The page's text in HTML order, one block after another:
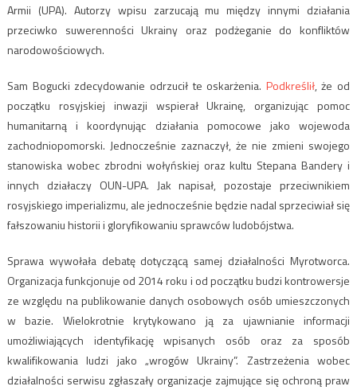
Armii (UPA). Autorzy wpisu zarzucają mu między innymi działania
przeciwko suwerenności Ukrainy oraz podżeganie do konfliktów
narodowościowych.
Sam Bogucki zdecydowanie odrzucił te oskarżenia. Podkreślił, że od
początku rosyjskiej inwazji wspierał Ukrainę, organizując pomoc
humanitarną i koordynując działania pomocowe jako wojewoda
zachodniopomorski. Jednocześnie zaznaczył, że nie zmieni swojego
stanowiska wobec zbrodni wołyńskiej oraz kultu Stepana Bandery i
innych działaczy OUN-UPA. Jak napisał, pozostaje przeciwnikiem
rosyjskiego imperializmu, ale jednocześnie będzie nadal sprzeciwiał się
fałszowaniu historii i gloryfikowaniu sprawców ludobójstwa.
Sprawa wywołała debatę dotyczącą samej działalności Myrotworca.
Organizacja funkcjonuje od 2014 roku i od początku budzi kontrowersje
ze względu na publikowanie danych osobowych osób umieszczonych
w bazie. Wielokrotnie krytykowano ją za ujawnianie informacji
umożliwiających identyfikację wpisanych osób oraz za sposób
kwalifikowania ludzi jako „wrogów Ukrainy”. Zastrzeżenia wobec
działalności serwisu zgłaszały organizacje zajmujące się ochroną praw